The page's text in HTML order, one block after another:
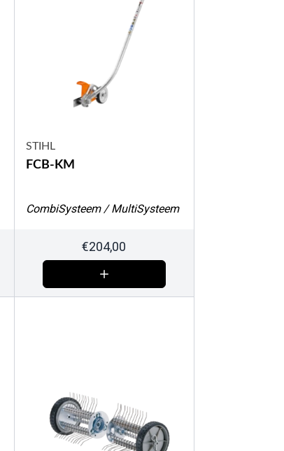
STIHL
FCB-KM
CombiSysteem / MultiSysteem
€204,00